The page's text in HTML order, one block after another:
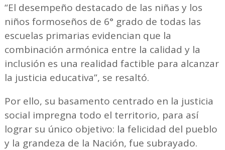
“El desempeño destacado de las niñas y los
niños formoseños de 6° grado de todas las
escuelas primarias evidencian que la
combinación armónica entre la calidad y la
inclusión es una realidad factible para alcanzar
la justicia educativa”, se resaltó.
Por ello, su basamento centrado en la justicia
social impregna todo el territorio, para así
lograr su único objetivo: la felicidad del pueblo
y la grandeza de la Nación, fue subrayado.